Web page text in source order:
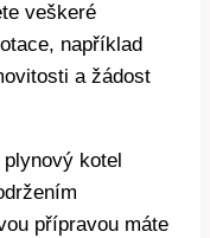
veškeré
například
a žádost
kotel
přípravou máte